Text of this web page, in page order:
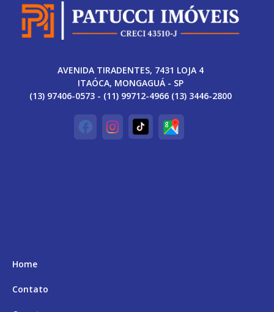
AVENIDA TIRADENTES, 7431 LOJA 4
ITAÓCA, MONGAGUÁ - SP
(13) 97406-0573 - (11) 99712-4966 (13) 3446-2800
Home
Contato